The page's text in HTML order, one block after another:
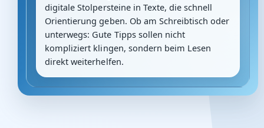
digitale Stolpersteine in Texte, die schnell
Orientierung geben. Ob am Schreibtisch oder
unterwegs: Gute Tipps sollen nicht
kompliziert klingen, sondern beim Lesen
direkt weiterhelfen.